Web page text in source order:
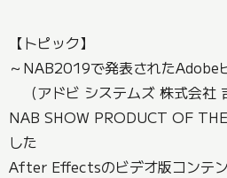
【トピック】
～NAB2019で発表されたAdobe
（アドビ システムズ 株式会社
NAB SHOW PRODUCT OF
した
After Effectsのビデオ版コンテ